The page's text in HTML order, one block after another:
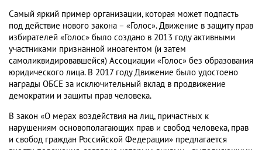
Самый яркий пример организации, которая может подпасть
под действие нового закона – «Голос». Движение в защиту прав
избирателей «Голос» было создано в 2013 году активными
участниками признанной иноагентом (и затем
самоликвидировавшейся) Ассоциации «Голос» без образования
юридического лица. В 2017 году Движение было удостоено
награды ОБСЕ за исключительный вклад в продвижение
демократии и защиты прав человека.
В закон «О мерах воздействия на лиц, причастных к
нарушениям основополагающих прав и свобод человека, прав
и свобод граждан Российской Федерации» предлагается